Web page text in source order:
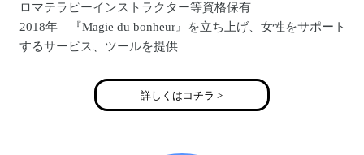
ロマテラピーインストラクター等資格保有
2018年 『Magie du bonheur』を立ち上げ、女性をサポート
するサービス、ツールを提供
詳しくはコチラ >